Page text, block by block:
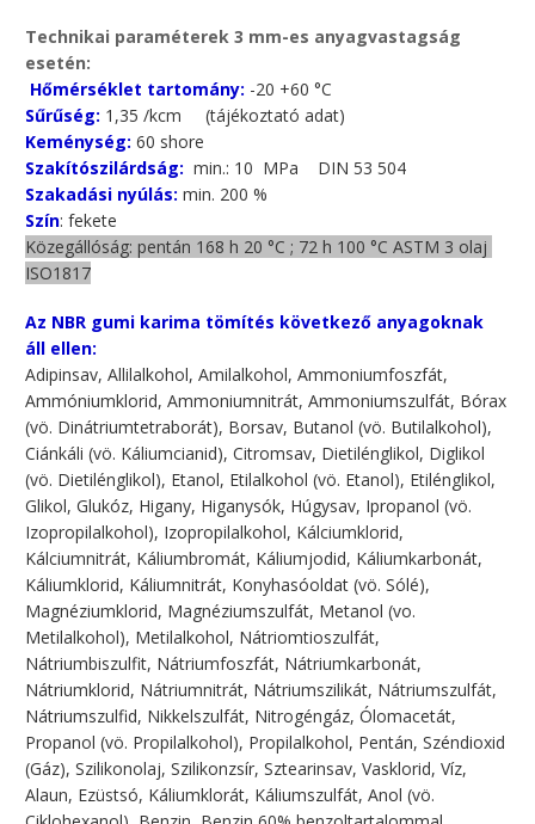
Technikai paraméterek 3 mm-es anyagvastagság
esetén:
Hőmérséklet tartomány: -20 +60 °C
Sűrűség: 1,35 /kcm (tájékoztató adat)
Keménység:60 shore
Szakítószilárdság: min.: 10 MPa DIN 53 504
Szakadási nyúlás: min. 200 %
Szín: fekete
Közegállóság: pentán 168 h 20 °C ; 72 h 100 °C ASTM 3 olaj
ISO1817
Az NBR gumi karima tömítés következő anyagoknak
áll ellen:
Adipinsav, Allilalkohol, Amilalkohol, Ammoniumfoszfát,
Ammóniumklorid, Ammoniumnitrát, Ammoniumszulfát, Bórax
(vö. Dinátriumtetraborát), Borsav, Butanol (vö. Butilalkohol),
Ciánkáli (vö. Káliumcianid), Citromsav, Dietilénglikol, Diglikol
(vö. Dietilénglikol), Etanol, Etilalkohol (vö. Etanol), Etilénglikol,
Glikol, Glukóz, Higany, Higanysók, Húgysav, Ipropanol (vö.
Izopropilalkohol), Izopropilalkohol, Kálciumklorid,
Kálciumnitrát, Káliumbromát, Káliumjodid, Káliumkarbonát,
Káliumklorid, Káliumnitrát, Konyhasóoldat (vö. Sólé),
Magnéziumklorid, Magnéziumszulfát, Metanol (vo.
Metilalkohol), Metilalkohol, Nátriomtioszulfát,
Nátriumbiszulfit, Nátriumfoszfát, Nátriumkarbonát,
Nátriumklorid, Nátriumnitrát, Nátriumszilikát, Nátriumszulfát,
Nátriumszulfid, Nikkelszulfát, Nitrogéngáz, Ólomacetát,
Propanol (vö. Propilalkohol), Propilalkohol, Pentán, Széndioxid
(Gáz), Szilikonolaj, Szilikonzsír, Sztearinsav, Vasklorid, Víz,
Alaun, Ezüstsó, Káliumklorát, Káliumszulfát, Anol (vö.